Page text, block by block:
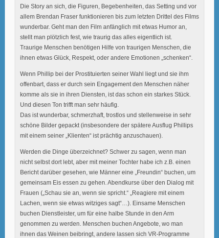
Die Story an sich, die Figuren, Begebenheiten, das Setting und vor
allem Brendan Fraser funktionieren bis zum letzten Drittel des Films
wunderbar. Geht man den Film anfänglich mit etwas Humor an,
stellt man plötzlich fest, wie traurig das alles eigentlich ist.
Traurige Menschen benötigen Hilfe von traurigen Menschen, die
ihnen etwas Glück, Respekt, oder andere Emotionen „schenken“.
Wenn Phillip bei der Prostituierten seiner Wahl liegt und sie ihm
offenbart, dass er durch sein Engagement den Menschen näher
komme als sie in ihren Diensten, ist das schon ein starkes Stück.
Und diesen Ton trifft man sehr häufig.
Das ist wunderbar, schmerzhaft, trostlos und stellenweise in sehr
schöne Bilder gepackt (insbesondere der spätere Ausflug Phillips
mit einem seiner „Klienten“ ist prächtig anzuschauen).
Werden die Dinge überzeichnet? Schwer zu sagen, wenn man
nicht selbst dort lebt, aber mit meiner Tochter habe ich z.B. einen
Bericht darüber gesehen, wie Männer eine „Freundin“ buchen, um
gemeinsam Eis essen zu gehen. Abendkurse über den Dialog mit
Frauen („Schau sie an, wenn sie spricht.“ „Reagiere mit einem
Lachen, wenn sie etwas witziges sagt“…). Einsame Menschen
buchen Dienstleister, um für eine halbe Stunde in den Arm
genommen zu werden. Menschen buchen Angebote, wo man
ihnen das Weinen beibringt, andere lassen sich VR-Programme